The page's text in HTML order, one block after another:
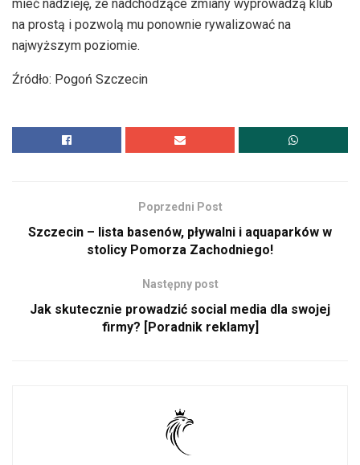
mieć nadzieję, że nadchodzące zmiany wyprowadzą klub
na prostą i pozwolą mu ponownie rywalizować na
najwyższym poziomie.
Źródło: Pogoń Szczecin
Poprzedni Post
Szczecin – lista basenów, pływalni i aquaparków w
stolicy Pomorza Zachodniego!
Następny post
Jak skutecznie prowadzić social media dla swojej
firmy? [Poradnik reklamy]